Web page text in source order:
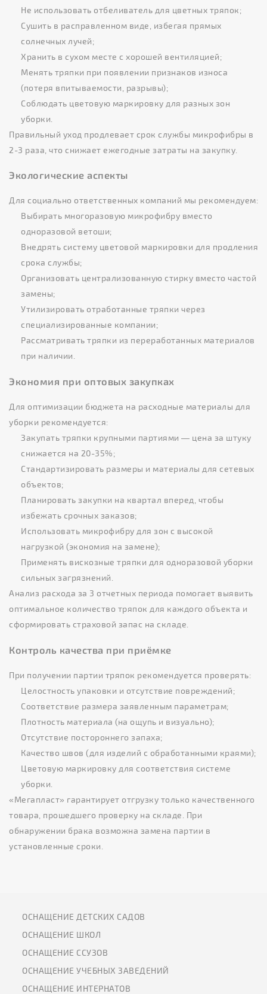
Не использовать отбеливатель для цветных тряпок;
Сушить в расправленном виде, избегая прямых
солнечных лучей;
Хранить в сухом месте с хорошей вентиляцией;
Менять тряпки при появлении признаков износа
(потеря впитываемости, разрывы);
Соблюдать цветовую маркировку для разных зон
уборки.
Правильный уход продлевает срок службы микрофибры в
2-3 раза, что снижает ежегодные затраты на закупку.
Экологические аспекты
Для социально ответственных компаний мы рекомендуем:
Выбирать многоразовую микрофибру вместо
одноразовой ветоши;
Внедрять систему цветовой маркировки для продления
срока службы;
Организовать централизованную стирку вместо частой
замены;
Утилизировать отработанные тряпки через
специализированные компании;
Рассматривать тряпки из переработанных материалов
при наличии.
Экономия при оптовых закупках
Для оптимизации бюджета на расходные материалы для
уборки рекомендуется:
Закупать тряпки крупными партиями — цена за штуку
снижается на 20-35%;
Стандартизировать размеры и материалы для сетевых
объектов;
Планировать закупки на квартал вперед, чтобы
избежать срочных заказов;
Использовать микрофибру для зон с высокой
нагрузкой (экономия на замене);
Применять вискозные тряпки для одноразовой уборки
сильных загрязнений.
Анализ расхода за 3 отчетных периода помогает выявить
оптимальное количество тряпок для каждого объекта и
сформировать страховой запас на складе.
Контроль качества при приёмке
При получении партии тряпок рекомендуется проверять:
Целостность упаковки и отсутствие повреждений;
Соответствие размера заявленным параметрам;
Плотность материала (на ощупь и визуально);
Отсутствие постороннего запаха;
Качество швов (для изделий с обработанными краями);
Цветовую маркировку для соответствия системе
уборки.
«Мегапласт» гарантирует отгрузку только качественного
товара, прошедшего проверку на складе. При
обнаружении брака возможна замена партии в
установленные сроки.
ОСНАЩЕНИЕ ДЕТСКИХ САДОВ
ОСНАЩЕНИЕ ШКОЛ
ОСНАЩЕНИЕ ССУЗОВ
ОСНАЩЕНИЕ УЧЕБНЫХ ЗАВЕДЕНИЙ
ОСНАЩЕНИЕ ИНТЕРНАТОВ